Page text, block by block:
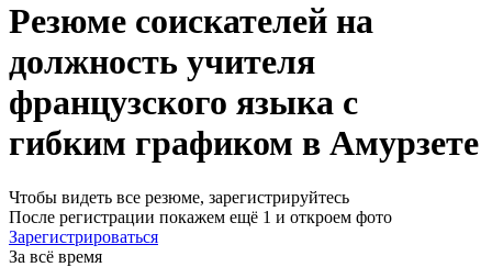
Резюме соискателей на
должность учителя
французского языка с
гибким графиком в Амурзете
Чтобы видеть все резюме, зарегистрируйтесь
После регистрации покажем ещё 1 и откроем фото
Зарегистрироваться
За всё время